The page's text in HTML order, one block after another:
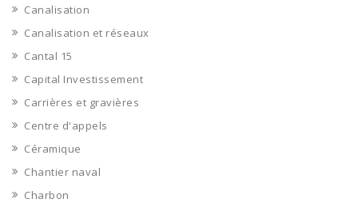
Canalisation
Canalisation et réseaux
Cantal 15
Capital Investissement
Carrières et gravières
Centre d'appels
Céramique
Chantier naval
Charbon